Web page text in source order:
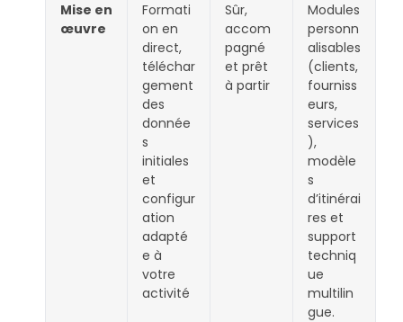
Mise en
œuvre
Formati
on en
direct,
téléchar
gement
des
donnée
s
initiales
et
configur
ation
adapté
e à
votre
activité
Sûr,
accom
pagné
et prêt
à partir
Modules
personn
alisables
(clients,
fourniss
eurs,
services
),
modèle
s
d’itinérai
res et
support
techniq
ue
multilin
gue.